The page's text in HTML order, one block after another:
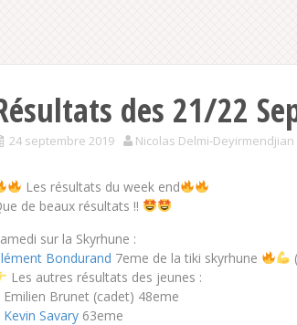
des 21/22
24 septembre 2019 Nicolas Delmi-Deyirmendjian
Les résultats du week end
de beaux résultats !!
sur la Skyrhune :
Bondurand 7eme de la tiki skyrhune
Les autres résultats des jeunes :
Emilien Brunet (cadet) 48eme
Kevin Savary 63eme